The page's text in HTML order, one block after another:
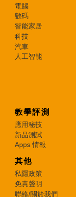
電腦
數碼
智能家居
科技
汽車
人工智能
教學評測
應用秘技
新品測試
Apps 情報
其他
私隱政策
免責聲明
聯絡/關於我們